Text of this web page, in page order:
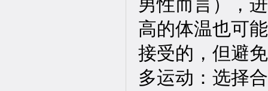
男性而言），
高的体温也可
接受的，但避
多运动：选择